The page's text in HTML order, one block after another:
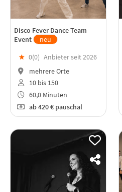
Disco Fever Dance Team
Event
neu
★ 0(0) Anbieter seit 2026
mehrere Orte
10 bis 150
60,0 Minuten
ab420 € pauschal